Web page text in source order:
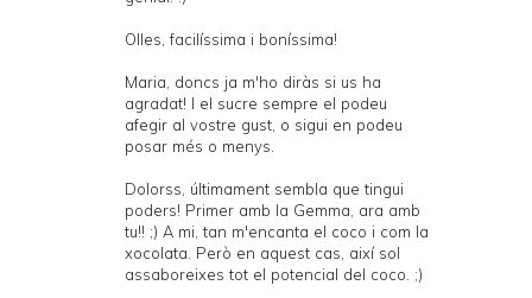
Olles, facilíssima i boníssima!
Maria, doncs ja m'ho diràs si us ha
agradat! I el sucre sempre el podeu
afegir al vostre gust, o sigui en podeu
posar més o menys.
Dolorss, últimament sembla que tingui
poders! Primer amb la Gemma, ara amb
tu!! ;) A mi, tan m'encanta el coco i com la
xocolata. Però en aquest cas, així sol
assaboreixes tot el potencial del coco. ;)